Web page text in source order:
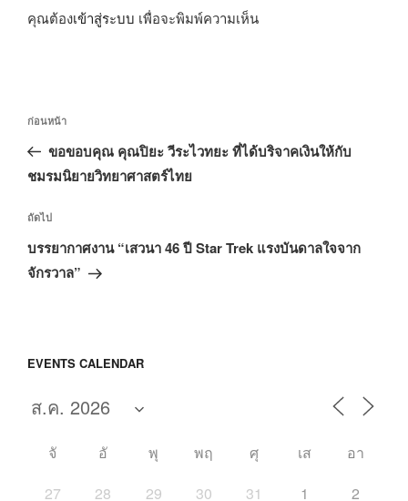
คุณต้องเข้าสู่ระบบ เพื่อจะพิมพ์ความเห็น
แนะแนว
เรื่อง
เรื่อง
ก่อน
หน้า
ก่อนหน้า
ขอขอบคุณ คุณปิยะ วีระไวทยะ ที่ได้บริจาคเงินให้กับ
ชมรมนิยายวิทยาศาสตร์ไทย
เรื่อง
ถัด
ไป
ถัดไป
บรรยากาศงาน “เสวนา 46 ปี Star Trek แรงบันดาลใจจาก
จักรวาล”
EVENTS CALENDAR
จั อั พุ พฤ ศุ เส
อา
27
28 29 30 31 1 2